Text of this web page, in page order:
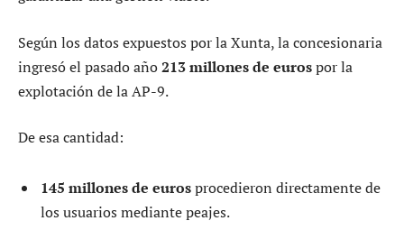
Según los datos expuestos por la Xunta, la concesionaria
ingresó el pasado año213 millones de eurospor la
explotación de la AP-9.
De esa cantidad:
145 millones de eurosprocedieron directamente de
los usuarios mediante peajes.